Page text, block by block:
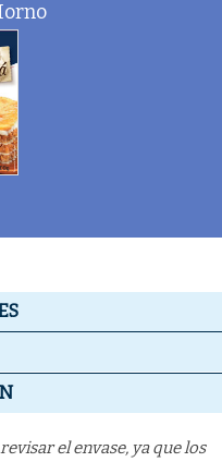
el envase, ya que los